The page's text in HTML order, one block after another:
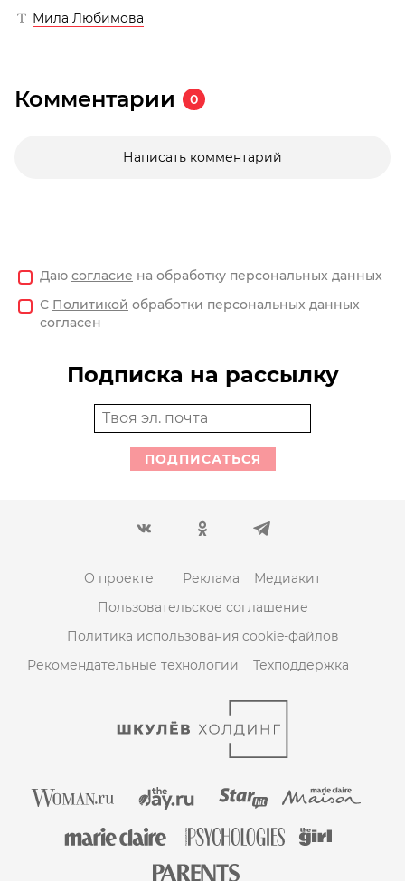
Мила Любимова
Комментарии 0
Написать комментарий
Даю согласие на обработку персональных данных
С Политикой обработки персональных данных
согласен
Подписка на рассылку
ПОДПИСАТЬСЯ
О проекте Реклама
Медиакит
Пользовательское соглашение
Политика использования cookie-файлов
Рекомендательные технологии
Техподдержка